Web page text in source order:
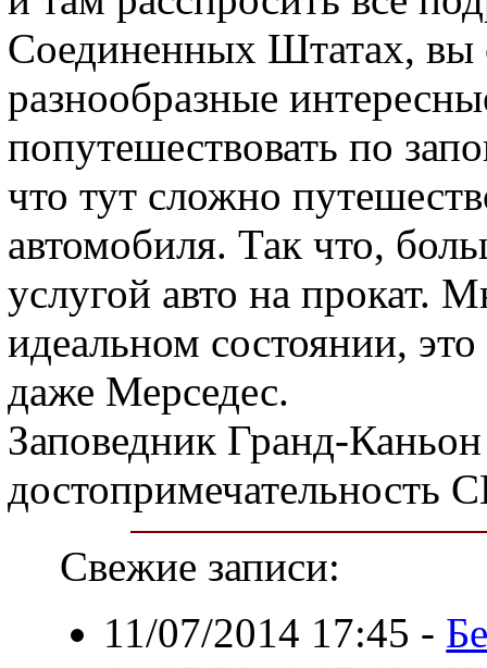
Соединенных Штатах, вы
разнообразные
попутешествовать по
что тут сложно
автомобиля. Так что,
услугой авто на прокат.
идеальном состоянии,
даже Мерседес.
Заповедник Гранд-Каньон
достопримечательность
Свежие записи:
11/07/2014 17:45 -